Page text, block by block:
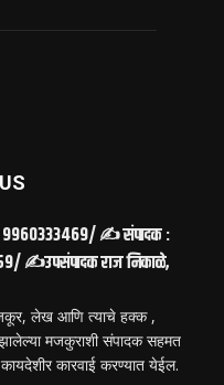
✍️ संपादक :
✍️उपसंपादक राज निकाळे,
लेख आणि त्याचे हक्क ,
मजकुराशी संपादक सहमत
कारवाई करण्यात येईल.